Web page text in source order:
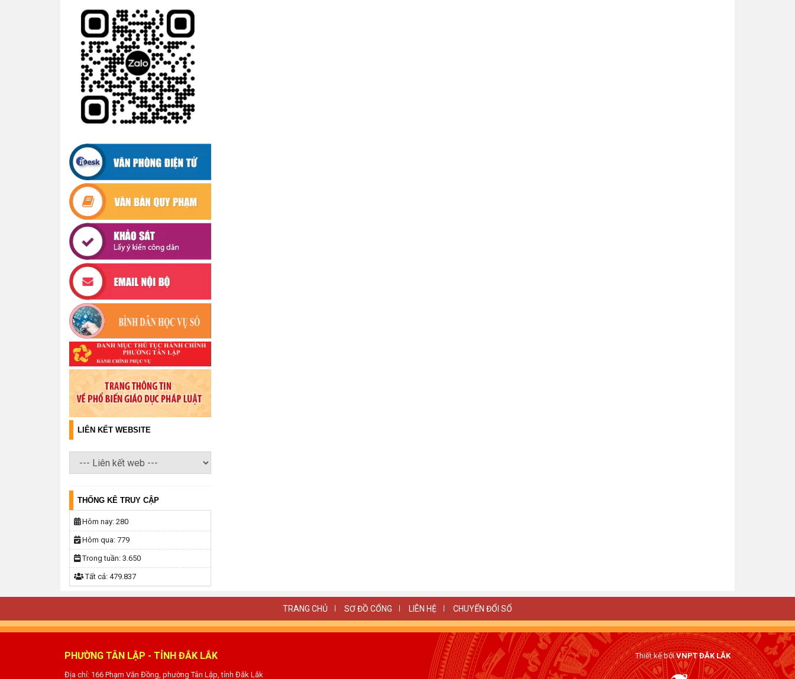
LIÊN KẾT WEBSITE
THỐNG KÊ TRUY CẬP
Hôm nay: 280
Hôm qua: 779
Trong tuần: 3.650
Tất cả: 479.837
TRANG CHỦ SƠ ĐỒ CỔNG LIÊN HỆ CHUYỂN ĐỔI SỐ
PHƯỜNG TÂN LẬP - TỈNH ĐẮK LẮK
Địa chỉ: 166 Phạm Văn Đồng, phường Tân Lập, tỉnh Đắk Lắk
Thiết kế bởiVNPT ĐẮK LẮK